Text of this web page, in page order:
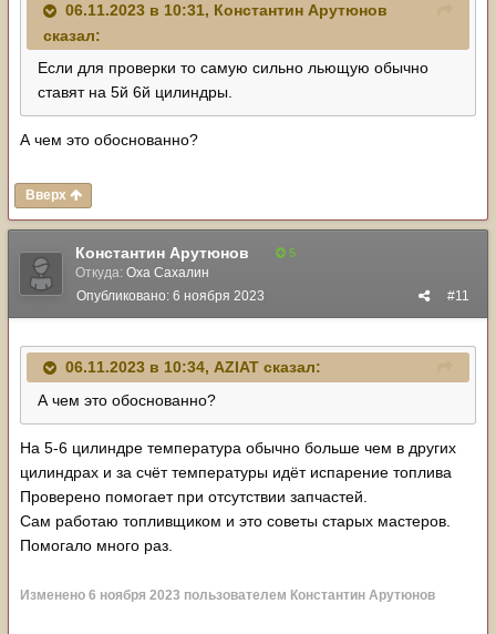
06.11.2023 в 10:31, Константин Арутюнов
сказал:
Если для проверки то самую сильно льющую обычно
ставят на 5й 6й цилиндры.
А чем это обоснованно?
Вверх
Константин Арутюнов 5
Откуда: Оха Сахалин
#11
Опубликовано: 6 ноября 2023
06.11.2023 в 10:34, AZIAT сказал:
А чем это обоснованно?
На 5-6 цилиндре температура обычно больше чем в других
цилиндрах и за счёт температуры идёт испарение топлива
Проверено помогает при отсутствии запчастей.
Сам работаю топливщиком и это советы старых мастеров.
Помогало много раз.
Изменено 6 ноября 2023 пользователем Константин Арутюнов